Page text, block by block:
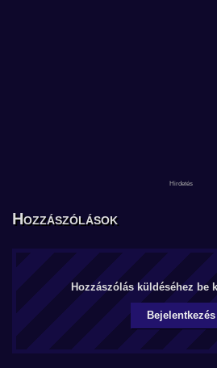
Hozzászólások
Hozzászólás küldéséhez be
Bejelentkezés